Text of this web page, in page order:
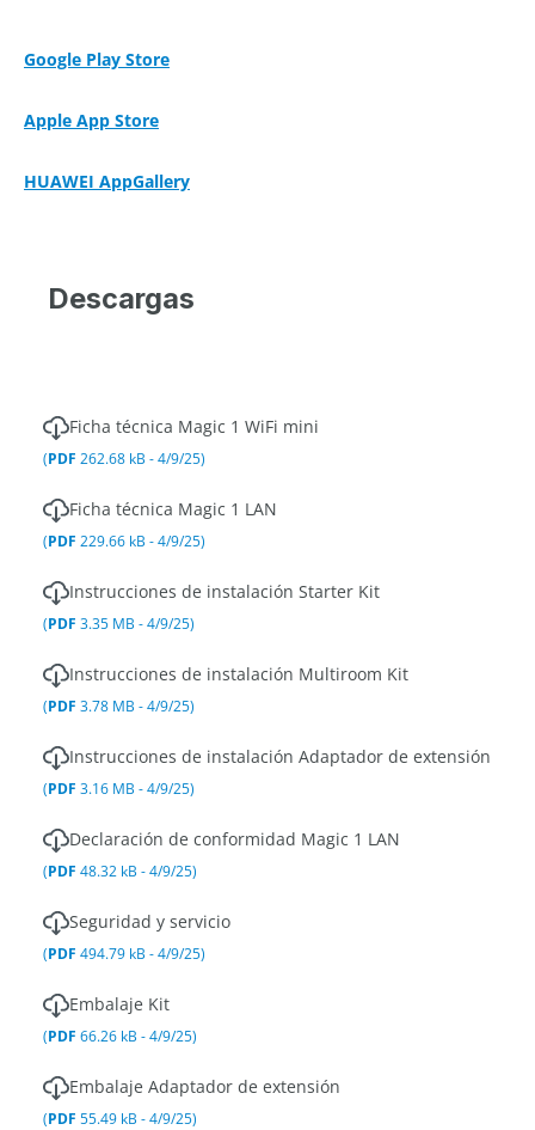
Google Play Store
Apple App Store
HUAWEI AppGallery
Descargas
Ficha técnica Magic 1 WiFi mini
(PDF 262.68 kB - 4/9/25)
Ficha técnica Magic 1 LAN
(PDF 229.66 kB - 4/9/25)
Instrucciones de instalación Starter Kit
(PDF 3.35 MB - 4/9/25)
Instrucciones de instalación Multiroom Kit
(PDF 3.78 MB - 4/9/25)
Instrucciones de instalación Adaptador de extensión
(PDF 3.16 MB - 4/9/25)
Declaración de conformidad Magic 1 LAN
(PDF 48.32 kB - 4/9/25)
Seguridad y servicio
(PDF 494.79 kB - 4/9/25)
Embalaje Kit
(PDF 66.26 kB - 4/9/25)
Embalaje Adaptador de extensión
(PDF 55.49 kB - 4/9/25)